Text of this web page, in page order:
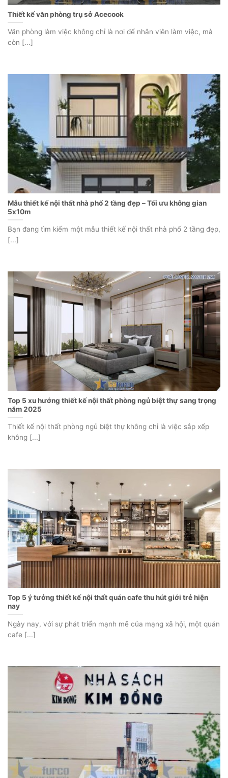
Thiết kế văn phòng trụ sở Acecook
Văn phòng làm việc không chỉ là nơi để nhân viên làm việc, mà
còn [...]
Mẫu thiết kế nội thất nhà phố 2 tầng đẹp – Tối ưu không gian
5x10m
Bạn đang tìm kiếm một mẫu thiết kế nội thất nhà phố 2 tầng đẹp,
[...]
Top 5 xu hướng thiết kế nội thất phòng ngủ biệt thự sang trọng
năm 2025
Thiết kế nội thất phòng ngủ biệt thự không chỉ là việc sắp xếp
không [...]
Top 5 ý tưởng thiết kế nội thất quán cafe thu hút giới trẻ hiện
nay
Ngày nay, với sự phát triển mạnh mẽ của mạng xã hội, một quán
cafe [...]